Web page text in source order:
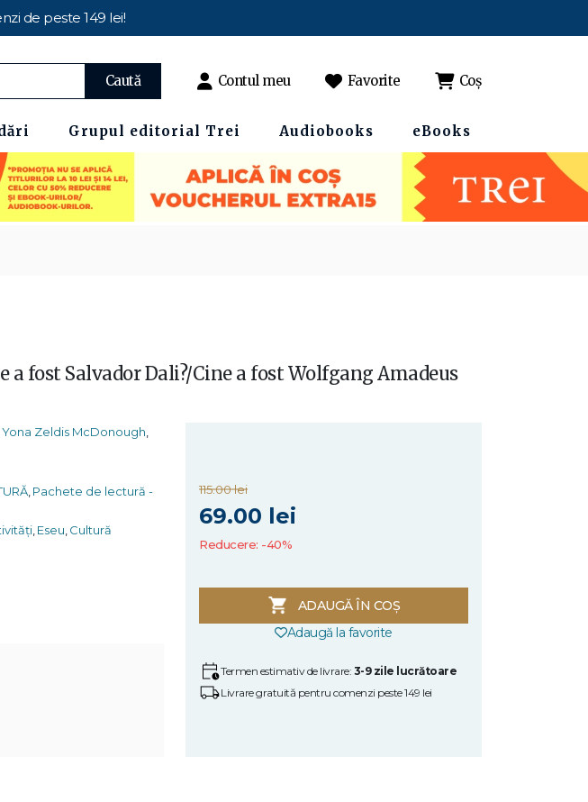
de peste 149 lei!
Caută Contul meu Favorite Coș
Grupul editorial Trei Audiobooks eBooks
a fost Salvador Dali?/Cine a fost Wolfgang Amadeus
Yona Zeldis McDonough
, Pachete de lectură -
Eseu Cultură
115.00 lei
69.00 lei
Reducere: -40%
ADAUGĂ ÎN COȘ
Adaugă la favorite
Termen estimativ de livrare: 3-9 zile lucrătoare
Livrare gratuită pentru comenzi peste 149 lei